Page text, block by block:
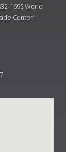
1695 World
Center